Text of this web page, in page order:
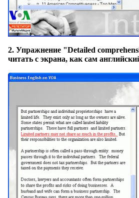
2. Упражнение "Detailed
читать с экрана, как сам